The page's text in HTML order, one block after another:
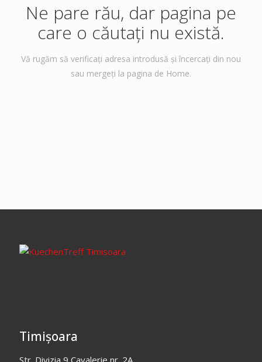
Ne pare rău, dar pagina pe
care o căutați nu există.
Vă rugăm să verificați adresa introdusă și încercați din nou
sau mergeți la pagina de Home.
Timișoara
Str. Divizia 9 Cavalerie nr. 2A